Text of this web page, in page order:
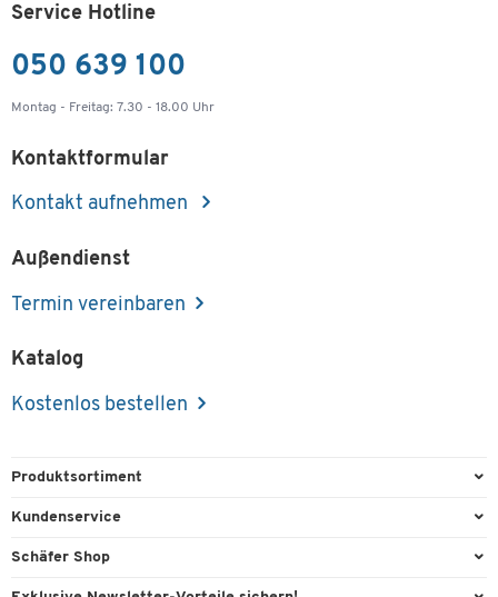
Service Hotline
050 639 100
Montag - Freitag: 7.30 - 18.00 Uhr
Kontaktformular
Kontakt aufnehmen
Außendienst
Termin vereinbaren
Katalog
Kostenlos bestellen
Produktsortiment
Büroausstattung
Kundenservice
Direktbestellung
Schäfer Shop
Services & Leistungen